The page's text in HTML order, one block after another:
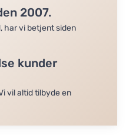
2007.
har vi betjent siden
kunder
vil altid tilbyde en